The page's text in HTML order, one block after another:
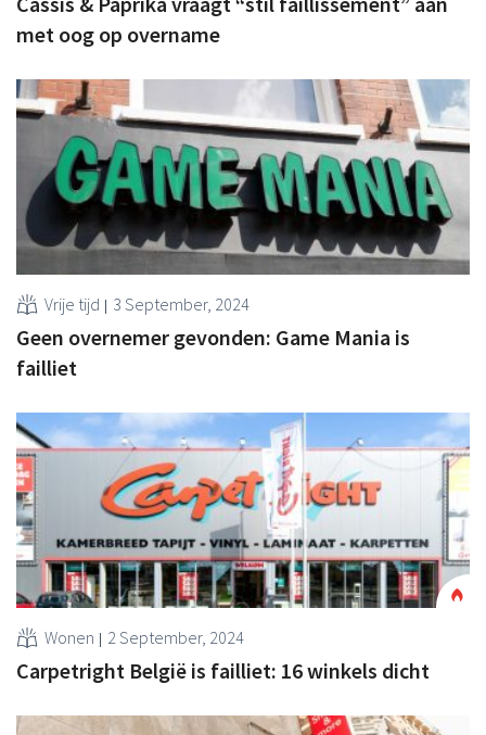
met oog op overname
Vrije tijd 3 September, 2024
Geen overnemer gevonden: Game Mania is
failliet
Wonen 2 September, 2024
Carpetright België is failliet: 16 winkels dicht